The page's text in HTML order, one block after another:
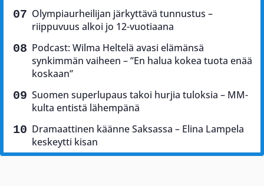
Olympiaurheilijan järkyttävä tunnustus –
riippuvuus alkoi jo 12-vuotiaana
Podcast: Wilma Heltelä avasi elämänsä
synkimmän vaiheen – ”En halua kokea tuota enää
koskaan”
Suomen superlupaus takoi hurjia tuloksia – MM-
kulta entistä lähempänä
Dramaattinen käänne Saksassa – Elina Lampela
keskeytti kisan